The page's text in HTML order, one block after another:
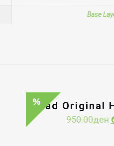
Base
Had Original
950.00ден